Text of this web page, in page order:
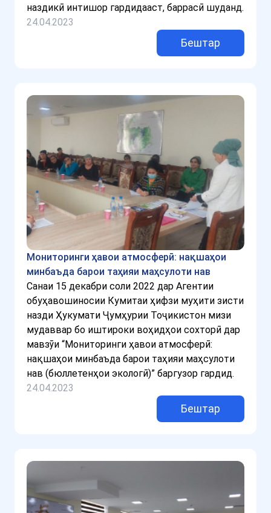
наздикӣ интишор гардидааст, баррасӣ шуданд.
24.04.2023
Бештар
Мониторинги ҳавои атмосферӣ: нақшаҳои
минбаъда барои таҳияи маҳсулоти нав
Санаи 15 декабри соли 2022 дар Агентии
обуҳавошиносии Кумитаи ҳифзи муҳити зисти
назди Ҳукумати Ҷумҳурии Тоҷикистон мизи
мудаввар бо иштироки воҳидҳои сохторӣ дар
мавзӯи “Мониторинги ҳавои атмосферӣ:
нақшаҳои минбаъда барои таҳияи маҳсулоти
нав (бюллетенҳои экологӣ)” баргузор гардид.
24.04.2023
Бештар